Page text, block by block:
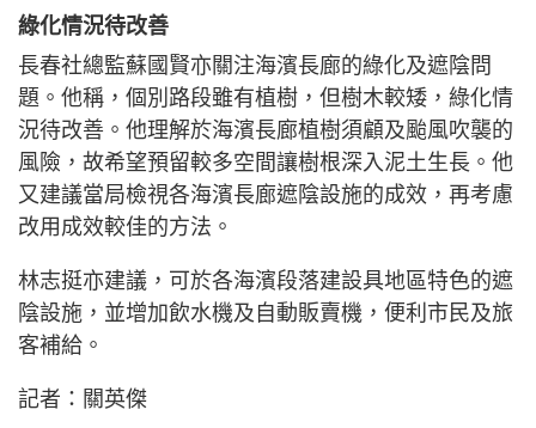
綠化情況待改善
長春社總監蘇國賢亦關注海濱長廊的綠化及遮陰問
題。他稱，個別路段雖有植樹，但樹木較矮，綠化情
況待改善。他理解於海濱長廊植樹須顧及颱風吹襲的
風險，故希望預留較多空間讓樹根深入泥土生長。他
又建議當局檢視各海濱長廊遮陰設施的成效，再考慮
改用成效較佳的方法。
林志挺亦建議，可於各海濱段落建設具地區特色的遮
陰設施，並增加飲水機及自動販賣機，便利市民及旅
客補給。
記者：關英傑